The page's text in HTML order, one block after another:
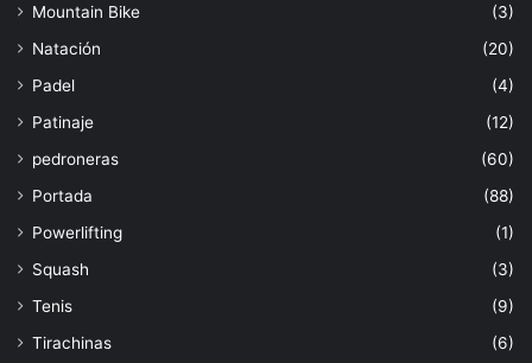
Mountain Bike
(3)
Natación
(20)
Padel
(4)
Patinaje
(12)
pedroneras
(60)
Portada
(88)
Powerlifting
(1)
Squash
(3)
Tenis
(9)
Tirachinas
(6)